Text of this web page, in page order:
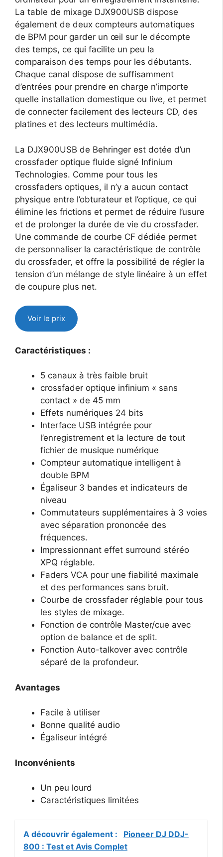
La table de mixage DJX900USB dispose
également de deux compteurs automatiques
de BPM pour garder un œil sur le décompte
des temps, ce qui facilite un peu la
comparaison des temps pour les débutants.
Chaque canal dispose de suffisamment
d’entrées pour prendre en charge n’importe
quelle installation domestique ou live, et permet
de connecter facilement des lecteurs CD, des
platines et des lecteurs multimédia.
La DJX900USB de Behringer est dotée d’un
crossfader optique fluide signé Infinium
Technologies. Comme pour tous les
crossfaders optiques, il n’y a aucun contact
physique entre l’obturateur et l’optique, ce qui
élimine les frictions et permet de réduire l’usure
et de prolonger la durée de vie du crossfader.
Une commande de courbe CF dédiée permet
de personnaliser la caractéristique de contrôle
du crossfader, et offre la possibilité de régler la
tension d’un mélange de style linéaire à un effet
de coupure plus net.
Voir le prix
Caractéristiques :
5 canaux à très faible bruit
crossfader optique infinium « sans
contact » de 45 mm
Effets numériques 24 bits
Interface USB intégrée pour
l’enregistrement et la lecture de tout
fichier de musique numérique
Compteur automatique intelligent à
double BPM
Égaliseur 3 bandes et indicateurs de
niveau
Commutateurs supplémentaires à 3 voies
avec séparation prononcée des
fréquences.
Impressionnant effet surround stéréo
XPQ réglable.
Faders VCA pour une fiabilité maximale
et des performances sans bruit.
Courbe de crossfader réglable pour tous
les styles de mixage.
Fonction de contrôle Master/cue avec
option de balance et de split.
Fonction Auto-talkover avec contrôle
séparé de la profondeur.
Avantages
Facile à utiliser
Bonne qualité audio
Égaliseur intégré
Inconvénients
Un peu lourd
Caractéristiques limitées
A découvrir également :
Pioneer DJ DDJ-
800 : Test et Avis Complet